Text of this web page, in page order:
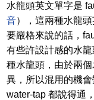
水龍頭英文單字是
音），這兩種水龍
要嚴格來說的話，
有些許設計感的水
種水龍頭，由於兩
異，所以混用的機
water-tap 都說得通